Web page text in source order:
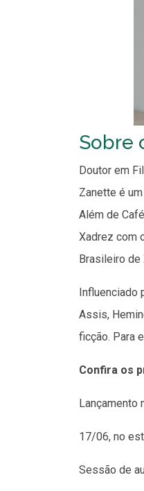
Sobre
Doutor em
Zanette é
Além de
Xadrez com
Brasileiro de
Influenciado
Assis,
ficção. Para
Confira os
Lançamento
17/06, no
Sessão de